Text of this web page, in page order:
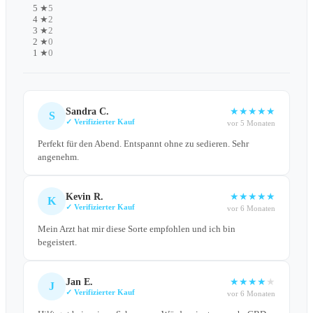
5 ★5
4 ★2
3 ★2
2 ★0
1 ★0
S Sandra C.
✓ Verifizierter Kauf
★ ★ ★ ★ ★
vor 5 Monaten
Perfekt für den Abend. Entspannt ohne zu sedieren. Sehr
angenehm.
K Kevin R.
✓ Verifizierter Kauf
★ ★ ★ ★ ★
vor 6 Monaten
Mein Arzt hat mir diese Sorte empfohlen und ich bin
begeistert.
J Jan E.
✓ Verifizierter Kauf
★ ★ ★ ★ ★
vor 6 Monaten